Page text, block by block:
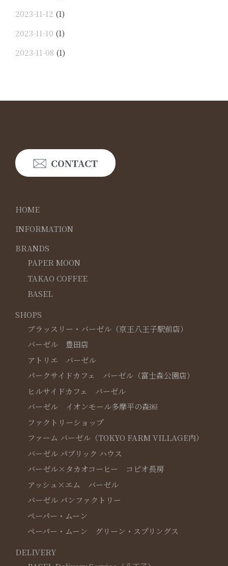
2023-11-12 (1)
2023-11-10 (1)
2023-11-08 (1)
CONTACT
HOME
INFORMATION
BRANDS
PAPER MOON
TAKAO COFFEE
BASEL
SHOPS
ブラッスリー・バーゼル（京王八王子駅前店）
バーゼル 豊田店
アトリエ バーゼル
パークサイドカフェ バーゼル（富士森公園店）
ヒルサイドカフェ バーゼル
バーゼル イオンモール多摩平の森￼
ファクトリーショップ
ファーム バーゼル（TOKYO FARM VILLAGE内）
バーゼル パブリック ハウス
バーゼル×タカオコーヒー コピオ長房
アッシュ×エム バーゼル
バーゼル パンファクトリー
ペーパー・ムーン
ペーパー・ムーン グリーン・スプリングス
DELIVERY